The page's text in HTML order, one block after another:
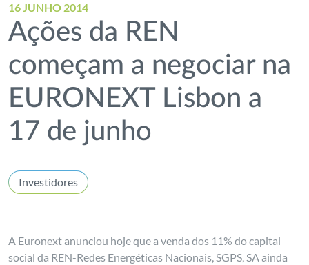
16 JUNHO 2014
Ações da REN
começam a negociar na
EURONEXT Lisbon a
17 de junho
Investidores
A Euronext anunciou hoje que a venda dos 11% do capital
social da REN-Redes Energéticas Nacionais, SGPS, SA ainda